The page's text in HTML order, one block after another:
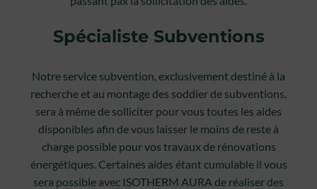
Spécialiste Subventions
Notre service subvention, exclusivement destiné à la
recherche et au montage des soddier de subventions,
sera à même de solliciter pour vous toutes les aides
disponibles afin de vous laisser le moins de reste à
charge possible pour vos travaux de rénovations
énergétiques. Certaines aides étant cumulable il vous
sera possible avec ISOTHERM AURA de réaliser des